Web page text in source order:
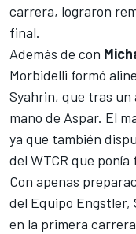
carrera, lograron
final.
Además de con
Morbidelli formó
Syahrin, que tras un
mano de Aspar. El
ya que también
del WTCR que
Con apenas
del Equipo Engstler,
en la primera